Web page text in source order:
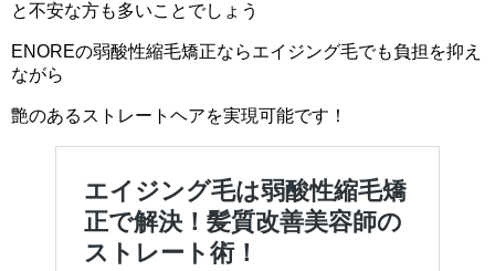
と不安な方も多いことでしょう
ENOREの弱酸性縮毛矯正ならエイジング毛でも負担を抑え
ながら
艶のあるストレートヘアを実現可能です！